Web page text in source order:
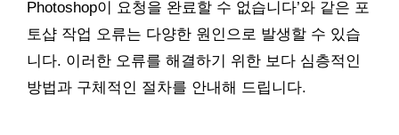
Photoshop이 요청을 완료할 수 없습니다’와 같은 포
토샵 작업 오류는 다양한 원인으로 발생할 수 있습
니다. 이러한 오류를 해결하기 위한 보다 심층적인
방법과 구체적인 절차를 안내해 드립니다.